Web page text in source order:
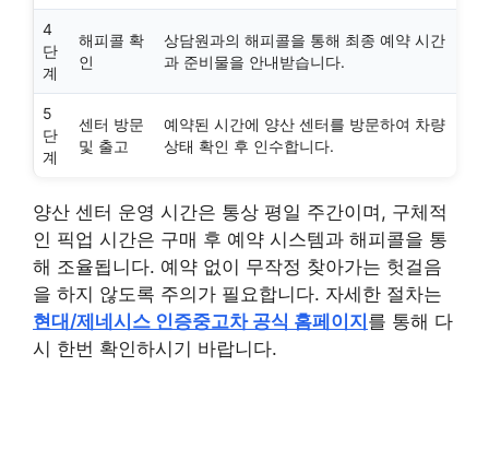
4
단
계
해피콜 확
인
상담원과의 해피콜을 통해 최종 예약 시간
과 준비물을 안내받습니다.
5
단
계
센터 방문
및 출고
예약된 시간에 양산 센터를 방문하여 차량
상태 확인 후 인수합니다.
양산 센터 운영 시간은 통상 평일 주간이며, 구체적
인 픽업 시간은 구매 후 예약 시스템과 해피콜을 통
해 조율됩니다. 예약 없이 무작정 찾아가는 헛걸음
을 하지 않도록 주의가 필요합니다. 자세한 절차는
현대/제네시스 인증중고차 공식 홈페이지를 통해 다
시 한번 확인하시기 바랍니다.